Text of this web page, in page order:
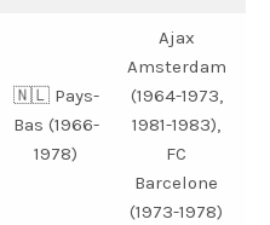
🇳🇱 Pays-
Bas (1966-
1978)
Ajax
Amsterdam
(1964-1973,
1981-1983),
FC
Barcelone
(1973-1978)